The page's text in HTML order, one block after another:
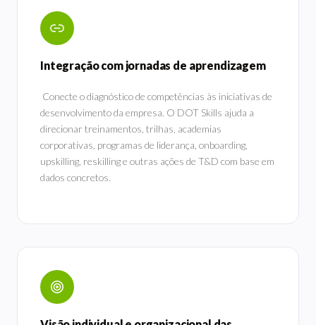
Integração com jornadas de aprendizagem
Conecte o diagnóstico de competências às iniciativas de
desenvolvimento da empresa. O DOT Skills ajuda a
direcionar treinamentos, trilhas, academias
corporativas, programas de liderança, onboarding,
upskilling, reskilling e outras ações de T&D com base em
dados concretos.